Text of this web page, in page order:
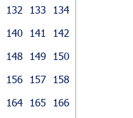
132 133
134
140 141
142
148 149
150
156 157
158
164 165
166